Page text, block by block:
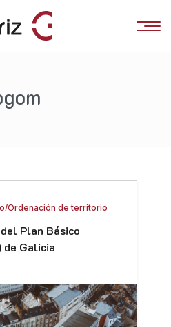
Ordenación de territorio
Plan Básico
de Galicia